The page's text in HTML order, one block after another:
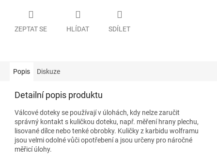
ZEPTAT SE HLÍDAT SDÍLET
Popis Diskuze
Detailní popis produktu
Válcové doteky se používají v úlohách, kdy nelze zaručit
správný kontakt s kuličkou doteku, např. měření hrany plechu,
lisované dílce nebo tenké obrobky. Kuličky z karbidu wolframu
jsou velmi odolné vůči opotřebení a jsou určeny pro náročné
měřicí úlohy.